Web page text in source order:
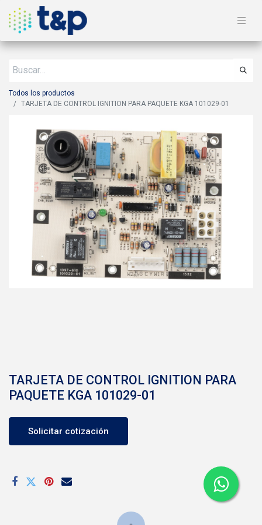
Todos los productos
TARJETA DE CONTROL IGNITION PARA PAQUETE KGA 101029-01
TARJETA DE CONTROL IGNITION PARA
PAQUETE KGA 101029-01
Solicitar cotización